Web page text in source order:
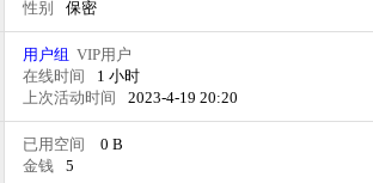
性别 保密
用户组 VIP用户
在线时间
1 小时
上次活动时间
2023-4-19 20:20
已用空间
0 B
金钱
5